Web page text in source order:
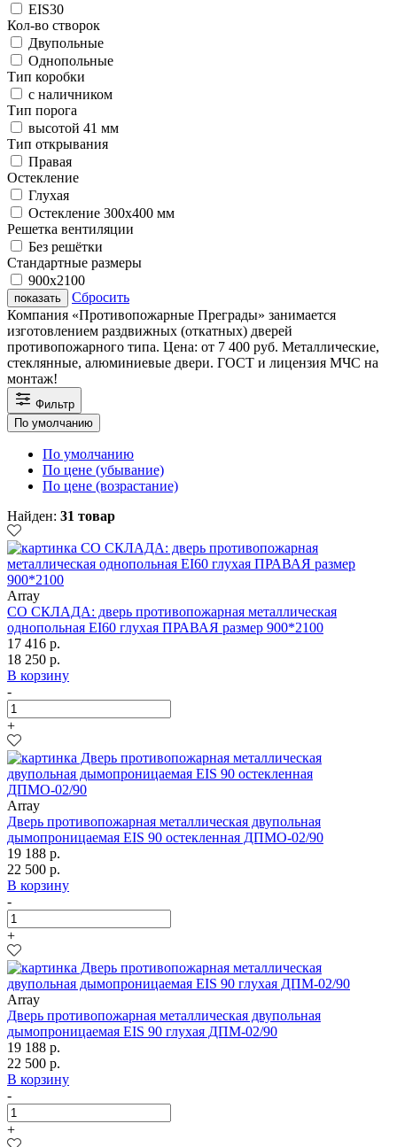
EIS30
Кол-во створок
Двупольные
Однопольные
Тип коробки
с наличником
Тип порога
высотой 41 мм
Тип открывания
Правая
Остекление
Глухая
Остекление 300х400 мм
Решетка вентиляции
Без решётки
Стандартные размеры
900х2100
показать
Сбросить
Компания «Противопожарные Преграды» занимается
изготовлением раздвижных (откатных) дверей
противопожарного типа. Цена: от 7 400 руб. Металлические,
стеклянные, алюминиевые двери. ГОСТ и лицензия МЧС на
монтаж!
Фильтр
По умолчанию
По умолчанию
По цене (убывание)
По цене (возрастание)
Найден: 31 товар
Array
СО СКЛАДА: дверь противопожарная металлическая
однопольная EI60 глухая ПРАВАЯ размер 900*2100
17 416 р.
18 250 р.
В корзину
-
+
Array
Дверь противопожарная металлическая двупольная
дымопроницаемая EIS 90 остекленная ДПМО-02/90
19 188 р.
22 500 р.
В корзину
-
+
Array
Дверь противопожарная металлическая двупольная
дымопроницаемая EIS 90 глухая ДПМ-02/90
19 188 р.
22 500 р.
В корзину
-
+